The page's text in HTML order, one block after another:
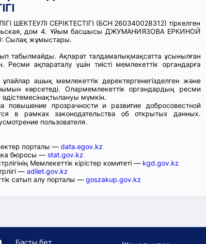
ШЕКТЕУЛІ СЕРІКТЕСТІГІ (БСН 260340028312) тіркелген
дом 4. Ұйым басшысы ДЖУМАНИЯЗОВА ЕРКИНОЙ
Сылақ жұмыстары.
табылмайды. Ақпарат талдамалықмақсатта ұсынылған
Ресми ақпараталу үшін тиісті мемлекеттік органдарға
ашық мемлекеттік деректергенегізделген және
көрсетеді. Олармемлекеттік органдардың ресми
мүмкін.
повышение прозрачности и развитие добросовестной
в рамках законодательства об открытых данных.
пользователя.
порталы — data.egov.kz
бюросы — stat.gov.kz
Мемлекеттік кірістер комитеті — kgd.gov.kz
— adilet.gov.kz
сатып алу порталы — goszakup.gov.kz